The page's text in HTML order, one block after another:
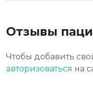
Отзывы
Чтобы добавить
авторизоваться на